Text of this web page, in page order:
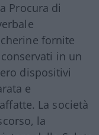
Procura di
fornite
in un
dispositivi
e
La società
la